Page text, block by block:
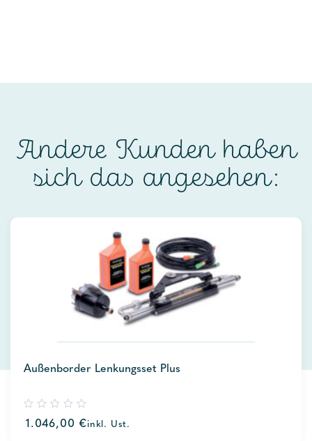
Andere Kunden haben
sich das angesehen:
Außenborder Lenkungsset Plus
out
1.046,00€inkl. Ust.